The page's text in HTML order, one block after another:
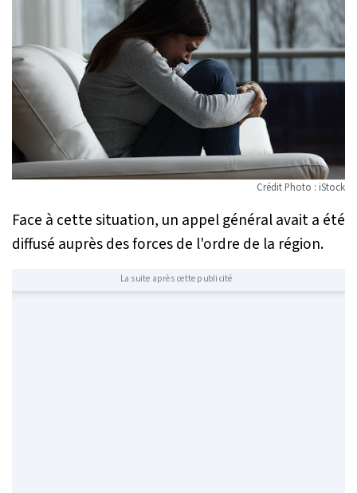
Crédit Photo : iStock
Face à cette situation, un appel général avait a été
diffusé auprès des forces de l'ordre de la région.
La suite après cette publicité